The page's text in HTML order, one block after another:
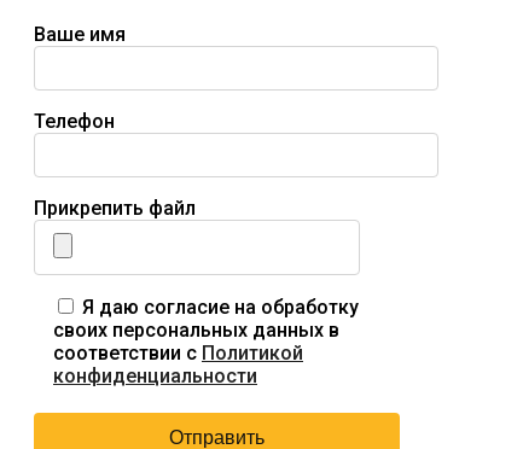
Ваше имя
Телефон
Прикрепить файл
Я даю согласие на обработку
своих персональных данных в
соответствии с Политикой
конфиденциальности